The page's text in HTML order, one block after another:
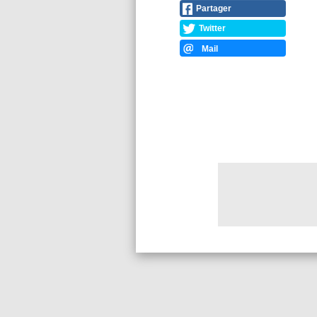
Partager
Twitter
Mail